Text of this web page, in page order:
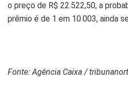
o preço de R$ 22.522,50, a
prêmio é de 1 em 10.003, ainda
Fonte: Agência Caixa /